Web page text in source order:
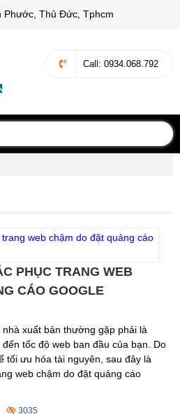
PHỤC TRANG WEB
CÁO GOOGLE
xuất bản thường gặp phải là
tốc độ web ban đầu của bạn. Do
tối ưu hóa tài nguyên, sau đây là
web chậm do đặt quảng cáo
3035
Phước, Thủ Đức, Tphcm
Call : 0934.068.792